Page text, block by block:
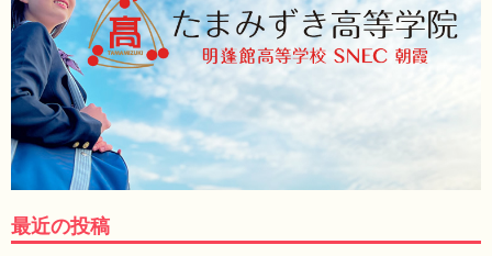
最近の投稿